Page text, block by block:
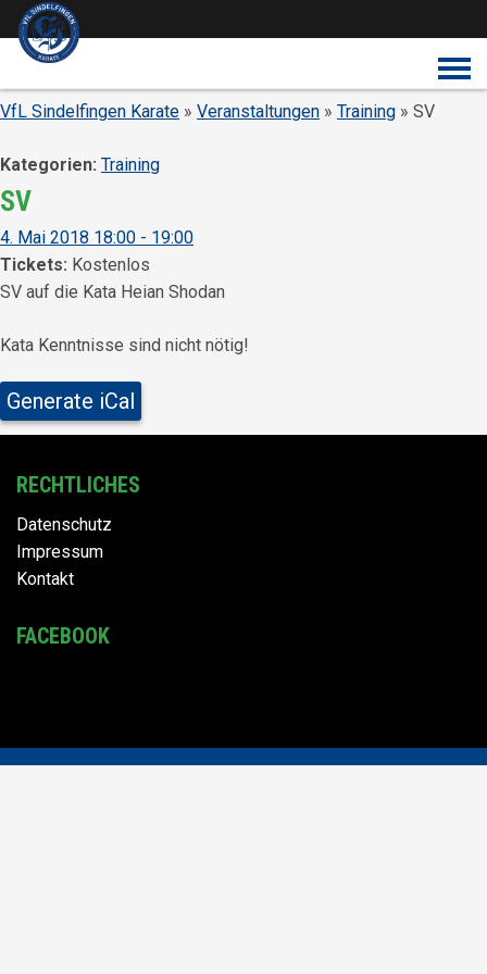
Überspringe den Content
VfL Sindelfingen Karate » Veranstaltungen » Training » SV
Kategorien: Training
SV
4. Mai 2018 18:00 - 19:00
Tickets: Kostenlos
SV auf die Kata Heian Shodan
Kata Kenntnisse sind nicht nötig!
Generate iCal
RECHTLICHES
Datenschutz
Impressum
Kontakt
FACEBOOK